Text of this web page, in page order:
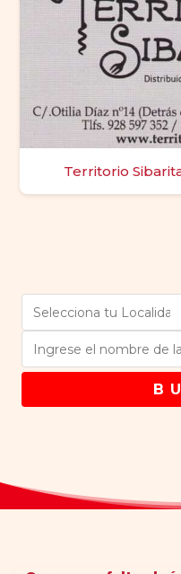
Territorio
B